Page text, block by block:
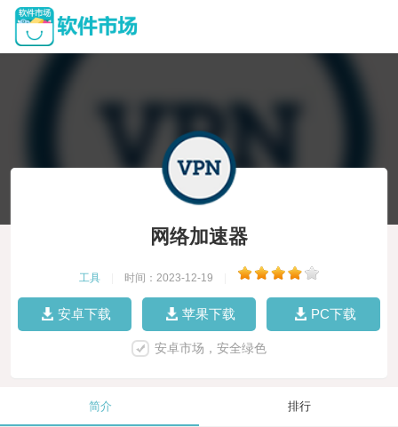
网络加速器
工具 时间：2023-12-19
安卓下载 苹果下载 PC下载
安卓市场，安全绿色
简介 排行